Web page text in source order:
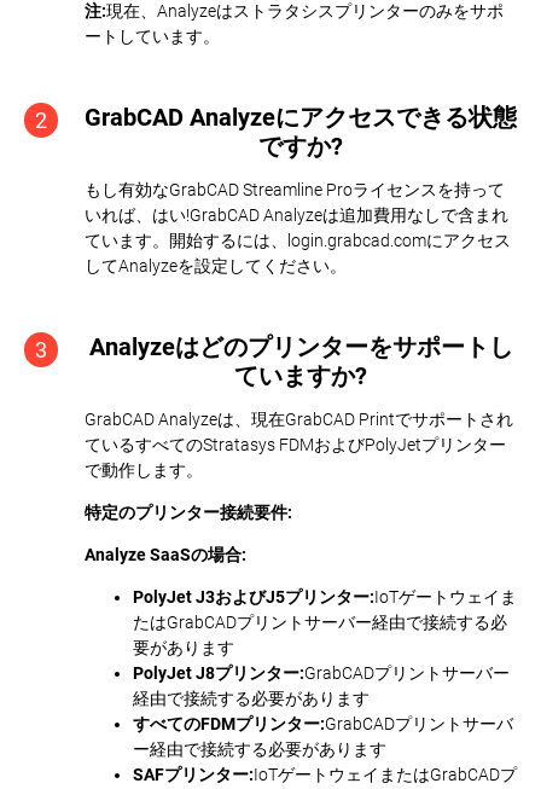
注:現在、Analyzeはストラタシスプリンターのみをサポ
ートしています。
2
GrabCAD Analyzeにアクセスできる状態
ですか?
もし有効なGrabCAD Streamline Proライセンスを持って
いれば、はい!GrabCAD Analyzeは追加費用なしで含まれ
ています。開始するには、login.grabcad.comにアクセス
してAnalyzeを設定してください。
3
Analyzeはどのプリンターをサポートし
ていますか?
GrabCAD Analyzeは、現在GrabCAD Printでサポートされ
ているすべてのStratasys FDMおよびPolyJetプリンター
で動作します。
特定のプリンター接続要件:
Analyze SaaSの場合:
PolyJet J3およびJ5プリンター:IoTゲートウェイま
たはGrabCADプリントサーバー経由で接続する必
要があります
PolyJet J8プリンター:GrabCADプリントサーバー
経由で接続する必要があります
すべてのFDMプリンター:GrabCADプリントサーバ
ー経由で接続する必要があります
SAFプリンター:IoTゲートウェイまたはGrabCADプ